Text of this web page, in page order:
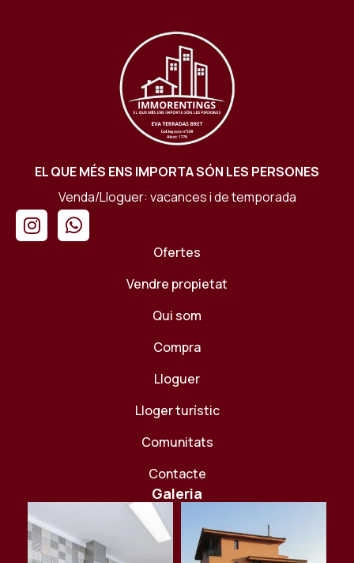
EL QUE MÉS ENS IMPORTA SÓN LES PERSONES
Venda/Lloguer: vacances i de temporada
Ofertes
Vendre propietat
Qui som
Compra
Lloguer
Lloger turístic
Comunitats
Contacte
Galeria